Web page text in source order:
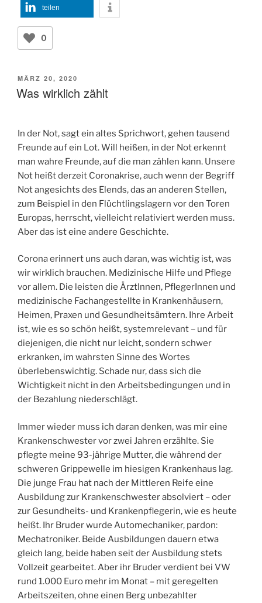
teilen
0
VERÖFFENTLICHT
AM
MÄRZ 20, 2020
Was wirklich zählt
In der Not, sagt ein altes Sprichwort, gehen tausend
Freunde auf ein Lot. Will heißen, in der Not erkennt
man wahre Freunde, auf die man zählen kann. Unsere
Not heißt derzeit Coronakrise, auch wenn der Begriff
Not angesichts des Elends, das an anderen Stellen,
zum Beispiel in den Flüchtlingslagern vor den Toren
Europas, herrscht, vielleicht relativiert werden muss.
Aber das ist eine andere Geschichte.
Corona erinnert uns auch daran, was wichtig ist, was
wir wirklich brauchen. Medizinische Hilfe und Pflege
vor allem. Die leisten die ÄrztInnen, PflegerInnen und
medizinische Fachangestellte in Krankenhäusern,
Heimen, Praxen und Gesundheitsämtern. Ihre Arbeit
ist, wie es so schön heißt, systemrelevant – und für
diejenigen, die nicht nur leicht, sondern schwer
erkranken, im wahrsten Sinne des Wortes
überlebenswichtig. Schade nur, dass sich die
Wichtigkeit nicht in den Arbeitsbedingungen und in
der Bezahlung niederschlägt.
Immer wieder muss ich daran denken, was mir eine
Krankenschwester vor zwei Jahren erzählte. Sie
pflegte meine 93-jährige Mutter, die während der
schweren Grippewelle im hiesigen Krankenhaus lag.
Die junge Frau hat nach der Mittleren Reife eine
Ausbildung zur Krankenschwester absolviert – oder
zur Gesundheits- und Krankenpflegerin, wie es heute
heißt. Ihr Bruder wurde Automechaniker, pardon:
Mechatroniker. Beide Ausbildungen dauern etwa
gleich lang, beide haben seit der Ausbildung stets
Vollzeit gearbeitet. Aber ihr Bruder verdient bei VW
rund 1.000 Euro mehr im Monat – mit geregelten
Arbeitszeiten, ohne einen Berg unbezahlter